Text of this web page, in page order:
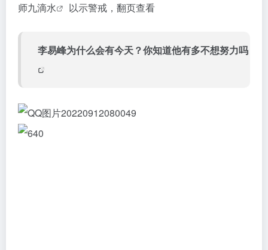
师九滴水
以示警戒，翻页查看
李易峰为什么会有今天？你知道他有多不想努力吗